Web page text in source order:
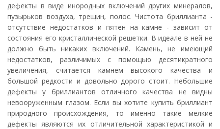
дефекты в виде инородных включений других минералов,
пузырьков воздуха, трещин, полос. Чистота бриллианта -
отсутствие недостатков и пятен на камне - зависит от
состояния его кристаллической решетки. В идеале в ней не
должно быть никаких включений. Камень, не имеющий
недостатков, различимых с помощью десятикратного
увеличения, считается камнем высокого качества и
большой редкости и довольно дорого стоит. Небольшие
дефекты у бриллиантов отличного качества не видны
невооруженным глазом. Если вы хотите купить бриллиант
природного происхождения, то именно такие мелкие
дефекты являются их отличительной характеристикой и